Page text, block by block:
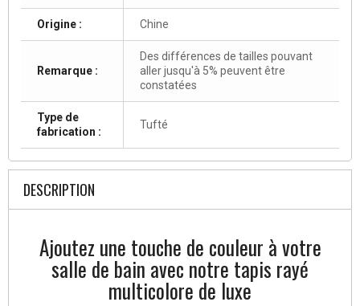
Origine : Chine
Remarque :
Des différences de tailles pouvant
aller jusqu'à 5% peuvent être
constatées
Type de
fabrication :
Tufté
DESCRIPTION
Ajoutez une touche de couleur à votre
salle de bain avec notre tapis rayé
multicolore de luxe